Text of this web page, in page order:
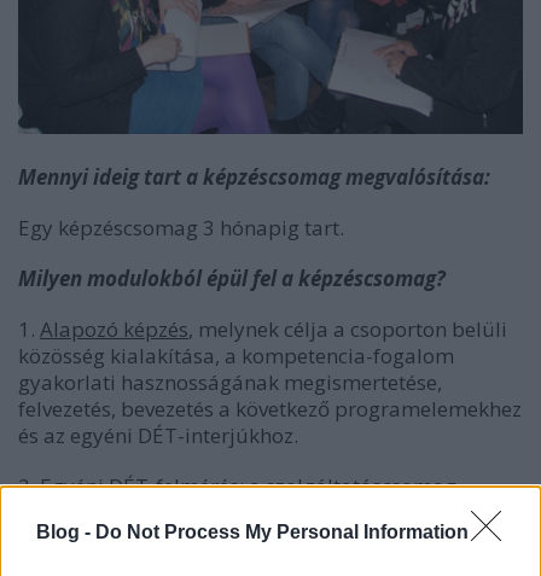
Blog - Do Not Process My Personal Information
Mennyi ideig tart a képzéscsomag megvalósítása:
Egy képzéscsomag 3 hónapig tart.
Milyen modulokból épül fel a képzéscsomag?
1. Alapozó képzés, melynek célja a csoporton belüli
közösség kialakítása, a kompetencia-fogalom
gyakorlati hasznosságának megismertetése,
felvezetés, bevezetés a következő programelemekhez
és az egyéni DÉT-interjúkhoz.
2.Egyéni DÉT-felmérés; a szolgáltatáscsomag
központi eleme. A modul során elkészítjük minden
résztvevő személyes DÉT-térképét (melyről bővebb